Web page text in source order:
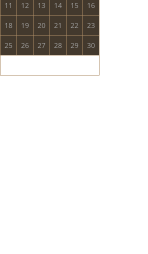
11 12 13 14 15 16
18 19 20 21 22 23
25 26 27 28 29 30